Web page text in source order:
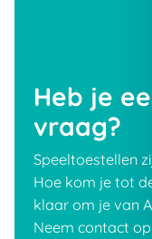
Heb je
vraag?
Speeltoestellen
Hoe kom je tot
klaar om je van
Neem contact